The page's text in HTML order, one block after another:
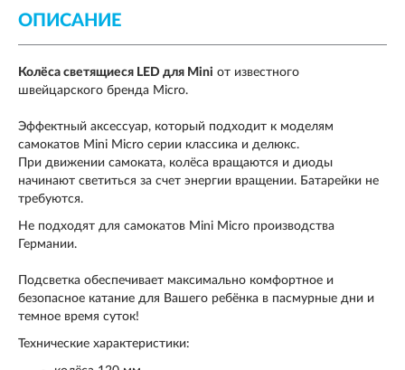
ОПИСАНИЕ
Колёса светящиеся LED для Mini от известного
швейцарского бренда Micro.
Эффектный аксессуар, который подходит к моделям
самокатов Mini Micro серии классика и делюкс.
При движении самоката, колёса вращаются и диоды
начинают светиться за счет энергии вращении. Батарейки не
требуются.
Не подходят для самокатов Mini Micro производства
Германии.
Подсветка обеспечивает максимально комфортное и
безопасное катание для Вашего ребёнка в пасмурные дни и
темное время суток!
Технические характеристики: